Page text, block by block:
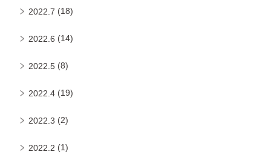
2022.7 (18)
2022.6 (14)
2022.5 (8)
2022.4 (19)
2022.3 (2)
2022.2 (1)